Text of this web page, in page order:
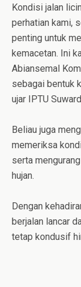
Kondisi jalan
perhatian kami,
penting untuk
kemacetan. Ini
Abiansemal
sebagai bentuk
ujar IPTU
Beliau juga
memeriksa
serta
hujan.
Dengan
berjalan lancar
tetap kondusif